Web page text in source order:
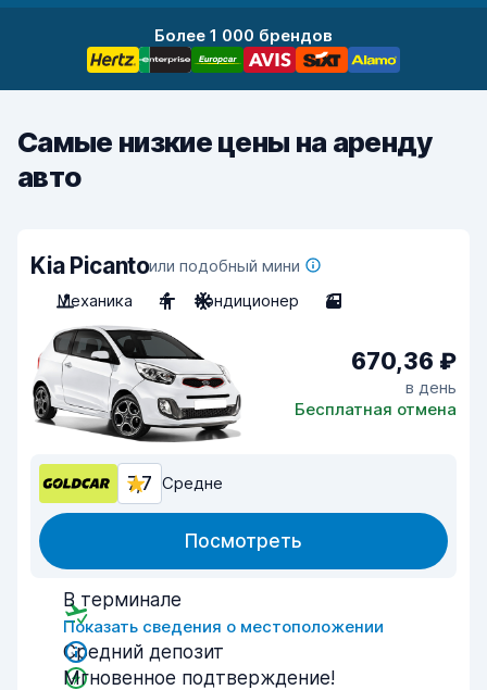
Более 1 000 брендов
Самые низкие цены на аренду
авто
Kia Picantoили подобный мини
Механика
4 Кондиционер 3
670,36 ₽
в день
Бесплатная отмена
7,7 Средне
Посмотреть
В терминале
Показать сведения о местоположении
Средний депозит
Мгновенное подтверждение!